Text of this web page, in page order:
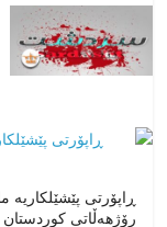
رۆژهەڵاتی کوردستان